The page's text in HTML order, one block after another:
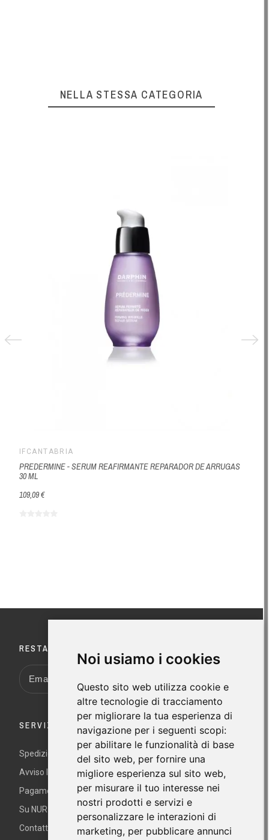
Noi usiamo i cookies
Questo sito web utilizza cookie e
altre tecnologie di tracciamento
per migliorare la tua esperienza di
navigazione per i seguenti scopi:
per abilitare le funzionalità di base
del sito web, per fornire una
migliore esperienza sul sito web,
per misurare il tuo interesse nei
nostri prodotti e servizi e
personalizzare le interazioni di
marketing, per pubblicare annunci
NELLA STESSA CATEGORIA
IFCANTABRIA
PREDERMINE - SERUM REAFIRMANTE REPARADOR DE ARRUGAS
30 ML
109,09 €
RESTA AGGIORNATO
SERVIZIO AL CLIENTI
Spedizioni e Resi
Avviso legale e termini e condizioni
Pagamento sicuro
Su NUR
Contattaci